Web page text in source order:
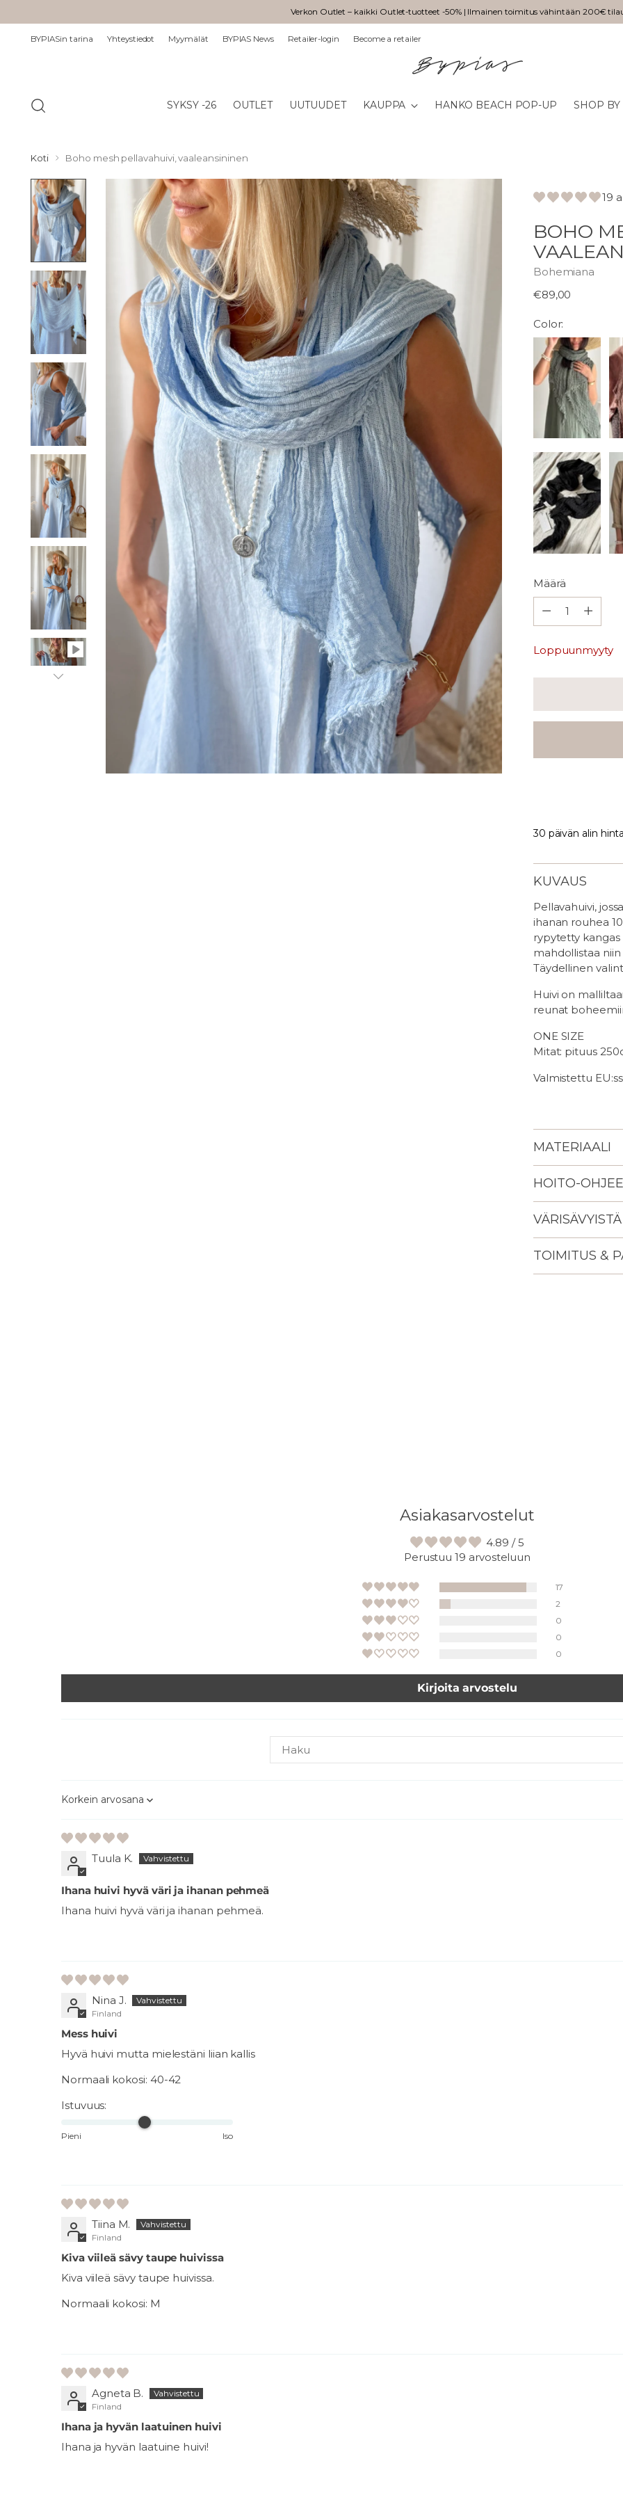
Verkon Outlet – kaikki Outlet-tuotteet -50% | Ilmainen toimitus vähintään 200€
BYPIASin tarina Yhteystiedot Myymälät BYPIAS News Retailer-login Become a retailer
SYKSY -26 OUTLET UUTUUDET KAUPPA HANKO BEACH POP-UP SHOP
Koti Boho mesh pellavahuivi, vaaleansininen
19
BOHO
Bohemiana
Normaali
€89,00
Color:
Määrä
Loppuunmyyty
30 päivän alin hinta
KUVAUS
Pellavahuivi,
ihanan rouhea
rypytetty kangas
mahdollistaa
Täydellinen
Huivi on
reunat
ONE SIZE
Mitat: pituus
Valmistettu
MATERIAALI
HOITO-
VÄRISÄVYISTÄ
TOIMITUS &
Asiakasarvostelut
4.89 / 5
Perustuu 19 arvosteluun
17
2
0
0
0
Kirjoita arvostelu
Sort by
Tuula K.
Ihana huivi hyvä väri ja ihanan pehmeä
Ihana huivi hyvä väri ja ihanan pehmeä.
Nina J.
Finland
Mess huivi
Hyvä huivi mutta mielestäni liian kallis
Normaali kokosi: 40-42
Istuvuus:
Pieni Iso
Tiina M.
Finland
Kiva viileä sävy taupe huivissa
Kiva viileä sävy taupe huivissa.
Normaali kokosi: M
Agneta B.
Finland
Ihana ja hyvän laatuinen huivi
Ihana ja hyvän laatuine huivi!